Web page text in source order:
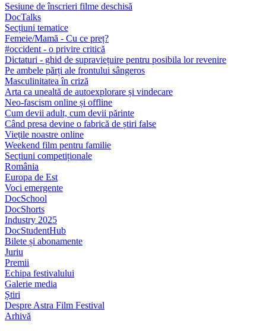
Sesiune de înscrieri filme deschisă
DocTalks
Secțiuni tematice
Femeie/Mamă - Cu ce preț?
#occident - o privire critică
Dictaturi - ghid de supraviețuire pentru posibila lor revenire
Pe ambele părți ale frontului sângeros
Masculinitatea în criză
Arta ca unealtă de autoexplorare și vindecare
Neo-fascism online și offline
Cum devii adult, cum devii părinte
Când presa devine o fabrică de știri false
Viețile noastre online
Weekend film pentru familie
Secțiuni competiționale
România
Europa de Est
Voci emergente
DocSchool
DocShorts
Industry 2025
DocStudentHub
Bilete și abonamente
Juriu
Premii
Echipa festivalului
Galerie media
Știri
Despre Astra Film Festival
Arhivă